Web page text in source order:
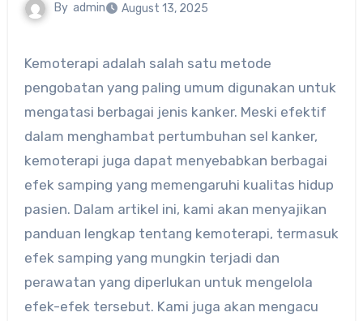
By admin August 13, 2025
Kemoterapi adalah salah satu metode
pengobatan yang paling umum digunakan untuk
mengatasi berbagai jenis kanker. Meski efektif
dalam menghambat pertumbuhan sel kanker,
kemoterapi juga dapat menyebabkan berbagai
efek samping yang memengaruhi kualitas hidup
pasien. Dalam artikel ini, kami akan menyajikan
panduan lengkap tentang kemoterapi, termasuk
efek samping yang mungkin terjadi dan
perawatan yang diperlukan untuk mengelola
efek-efek tersebut. Kami juga akan mengacu